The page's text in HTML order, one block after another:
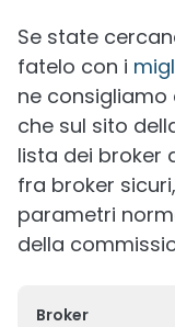
Se state
fatelo con i
ne consigliamo
che sul sito
lista dei broker
fra broker
parametri
della
Broker